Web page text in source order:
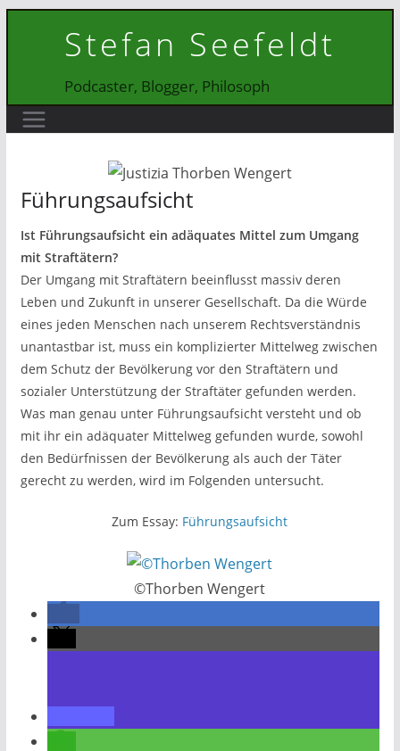
Stefan Seefeldt
Podcaster, Blogger, Philosoph
Führungsaufsicht
Ist Führungsaufsicht ein adäquates Mittel zum Umgang
mit Straftätern?
Der Umgang mit Straftätern beeinflusst massiv deren
Leben und Zukunft in unserer Gesellschaft. Da die Würde
eines jeden Menschen nach unserem Rechtsverständnis
unantastbar ist, muss ein komplizierter Mittelweg zwischen
dem Schutz der Bevölkerung vor den Straftätern und
sozialer Unterstützung der Straftäter gefunden werden.
Was man genau unter Führungsaufsicht versteht und ob
mit ihr ein adäquater Mittelweg gefunden wurde, sowohl
den Bedürfnissen der Bevölkerung als auch der Täter
gerecht zu werden, wird im Folgenden untersucht.
Zum Essay: Führungsaufsicht
©Thorben Wengert